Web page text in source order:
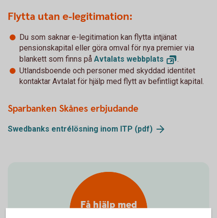
Flytta utan e-legitimation:
Du som saknar e-legitimation kan flytta intjänat
pensionskapital eller göra omval för nya premier via
blankett som finns på Avtalats webbplats
.
Utlandsboende och personer med skyddad identitet
kontaktar Avtalat för hjälp med flytt av befintligt kapital.
Sparbanken Skånes erbjudande
Swedbanks entrélösning inom ITP (pdf)
Få hjälp med